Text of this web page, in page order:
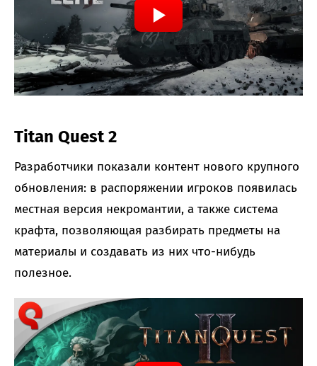
Titan Quest 2
Разработчики показали контент нового крупного
обновления: в распоряжении игроков появилась
местная версия некромантии, а также система
крафта, позволяющая разбирать предметы на
материалы и создавать из них что-нибудь
полезное.